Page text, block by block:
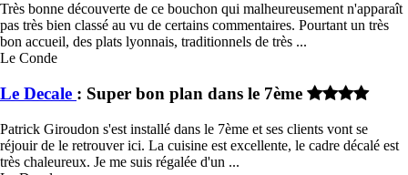
Très bonne découverte de ce bouchon qui malheureusement n'apparaît
pas très bien classé au vu de certains commentaires. Pourtant un très
bon accueil, des plats lyonnais, traditionnels de très ...
Le Conde
Le Decale : Super bon plan dans le 7ème
Patrick Giroudon s'est installé dans le 7ème et ses clients vont se
réjouir de le retrouver ici. La cuisine est excellente, le cadre décalé est
très chaleureux. Je me suis régalée d'un ...